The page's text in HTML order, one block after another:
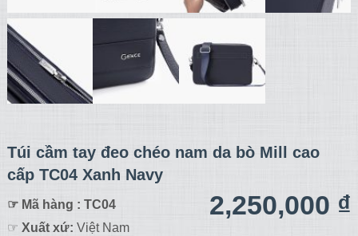
Túi cầm tay đeo chéo nam da bò Mill cao
cấp TC04 Xanh Navy
2,250,000 ₫
☞ Mã hàng : TC04
☞ Xuất xứ: Việt Nam